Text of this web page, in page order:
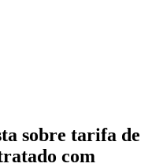
sobre tarifa de
com